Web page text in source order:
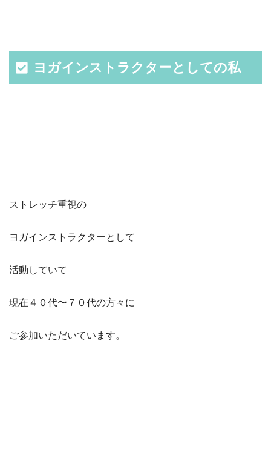
ヨガインストラクターとしての私
ストレッチ重視の
ヨガインストラクターとして
活動していて
現在４０代〜７０代の方々に
ご参加いただいています。